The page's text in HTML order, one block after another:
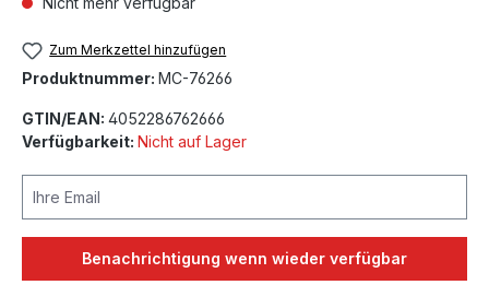
Zum Merkzettel hinzufügen
Produktnummer: MC-76266
GTIN/EAN: 4052286762666
Verfügbarkeit: Nicht auf Lager
Benachrichtigung wenn wieder verfügbar